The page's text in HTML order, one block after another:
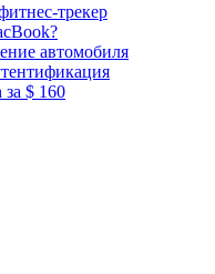
трекер
автомобиля
$ 160